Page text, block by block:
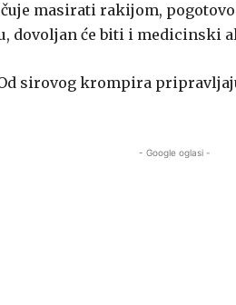
masirati rakijom,
dovoljan će biti i medicinski
sirovog krompira
- Google oglasi -